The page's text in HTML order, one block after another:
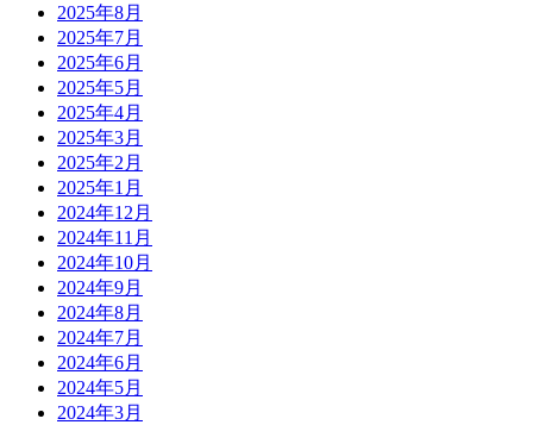
2025年8月
2025年7月
2025年6月
2025年5月
2025年4月
2025年3月
2025年2月
2025年1月
2024年12月
2024年11月
2024年10月
2024年9月
2024年8月
2024年7月
2024年6月
2024年5月
2024年3月